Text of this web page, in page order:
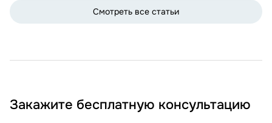
Смотреть все статьи
Закажите бесплатную консультацию